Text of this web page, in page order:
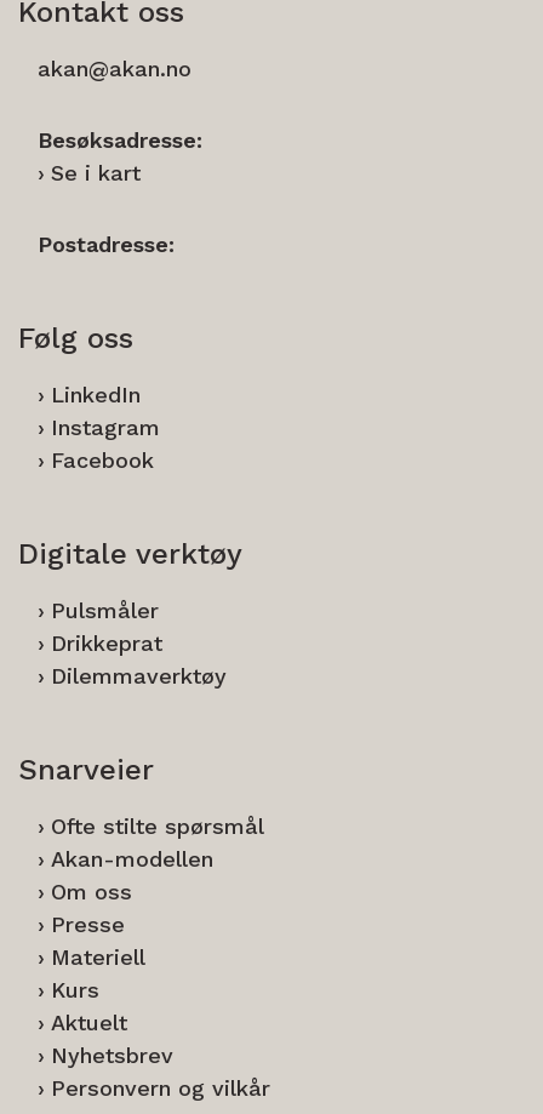
Kontakt oss
akan@akan.no
Besøksadresse:
Se i kart
Postadresse:
Følg oss
LinkedIn
Instagram
Facebook
Digitale verktøy
Pulsmåler
Drikkeprat
Dilemmaverktøy
Snarveier
Ofte stilte spørsmål
Akan-modellen
Om oss
Presse
Materiell
Kurs
Aktuelt
Nyhetsbrev
Personvern og vilkår